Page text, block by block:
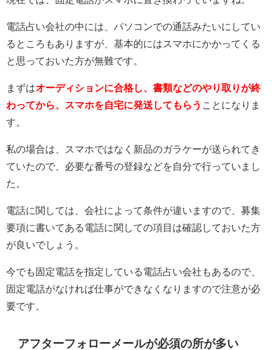
電話占い会社の中には、パソコンでの通話みたいにしてい
るところもありますが、基本的にはスマホにかかってくる
と思っておいた方が無難です。
まずはオーディションに合格し、書類などのやり取りが終
わってから、スマホを自宅に発送してもらう ことになりま
す。
私の場合は、スマホではなく新品のガラケーが送られてき
ていたので、必要な番号の登録などを自分で行っていまし
た。
電話に関しては、会社によって条件が違いますので、募集
要項に書いてある電話に関しての項目は確認しておいた方
が良いでしょう。
今でも固定電話を指定している電話占い会社もあるので、
固定電話がなければ仕事ができなくなりますので注意が必
要です。
アフターフォローメールが必須の所が多い